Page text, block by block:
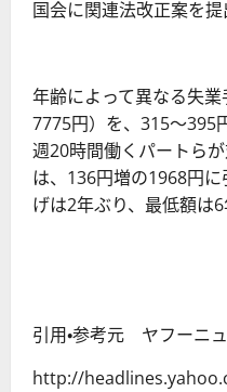
国会に関連法改正案を提
年齢によって異なる失
7775円）を、315～395
週20時間働くパートら
は、136円増の1968円
げは2年ぶり、最低額は6
引用・参考元 ヤフーニ
http://